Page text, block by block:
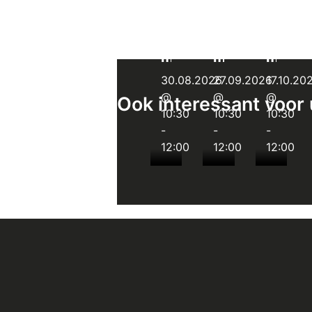
Ook interessant voor
museum
30.08.2026
@
10:30
-
12:00
museum
27.09.2026
@
10:30
-
12:00
@
10:30
-
12:00